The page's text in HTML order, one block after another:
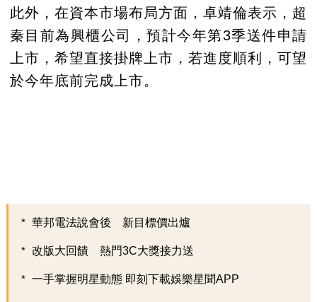
此外，在資本市場布局方面，卓靖倫表示，超
秦目前為興櫃公司，預計今年第3季送件申請
上市，希望直接掛牌上市，若進度順利，可望
於今年底前完成上市。
華邦電法說會後 新目標價出爐
改版大回饋 熱門3C大獎接力送
一手掌握明星動態 即刻下載娛樂星聞APP